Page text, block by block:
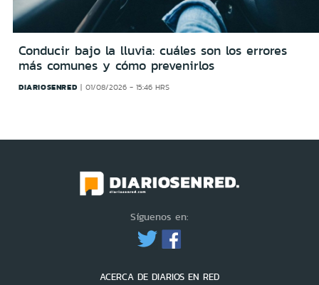
Conducir bajo la lluvia: cuáles son los errores
más comunes y cómo prevenirlos
DIARIOSENRED 01/08/2026 - 15:46 HRS
Síguenos en:
ACERCA DE DIARIOS EN RED